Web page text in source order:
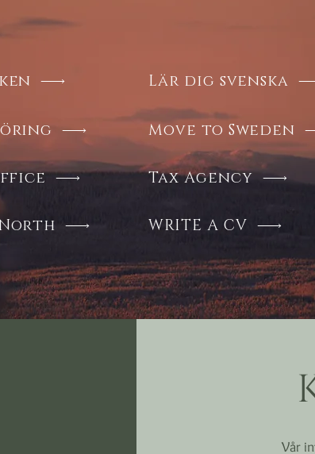
North
Lär dig svenska
Move to Sweden
Tax Agency
WRITE A CV
Vår